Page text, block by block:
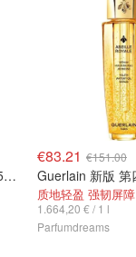
Annemarie Borlind 橙花蜜 50ml
€83.21 €151.00
质地轻盈 强韧屏障
1.664,20 € / 1 l
Parfumdreams